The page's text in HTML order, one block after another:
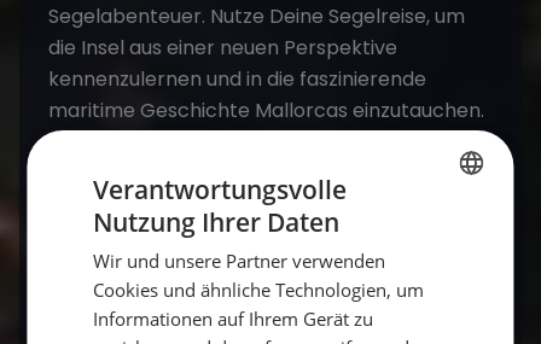
Segelabenteuer. Nutze Deine Segelreise, um
die Insel aus einer neuen Perspektive
kennenzulernen und in die faszinierende
maritime Geschichte Mallorcas einzutauchen.
Häufige Fragen zum Segelurlaub auf
Mallorca
Was macht Mallorca als Segelrevier
besonders?
Verantwortungsvolle
Nutzung Ihrer Daten
Wir und unsere Partner verwenden
Cookies und ähnliche Technologien, um
Informationen auf Ihrem Gerät zu